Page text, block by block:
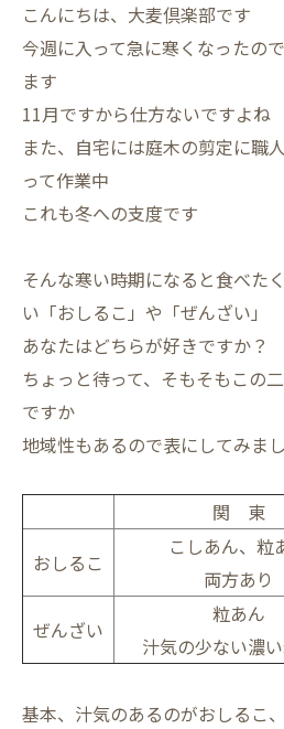
こんにちは、大麦倶楽部です
今週に入って急に寒くなったの
ます
11月ですから仕方ないですよね
また、自宅には庭木の剪定に職
って作業中
これも冬への支度です
そんな寒い時期になると食べた
い「おしるこ」や「ぜんざい」
あなたはどちらが好きですか？
ちょっと待って、そもそもこの
ですか
地域性もあるので表にしてみま
関 東
おしるこ
こしあん、粒
両方あり
ぜんざい
粒あん
汁気の少ない濃
基本、汁気のあるのがおしるこ